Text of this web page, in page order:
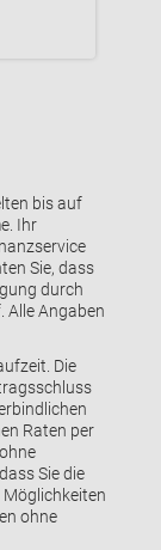
bis auf
Ihr
Sie, dass
durch
Alle Angaben
Die
Raten per
Sie die
ohne